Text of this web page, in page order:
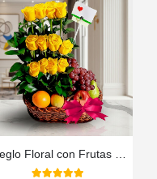
Arreglo Floral con Frutas Paraíso 🌹🍇